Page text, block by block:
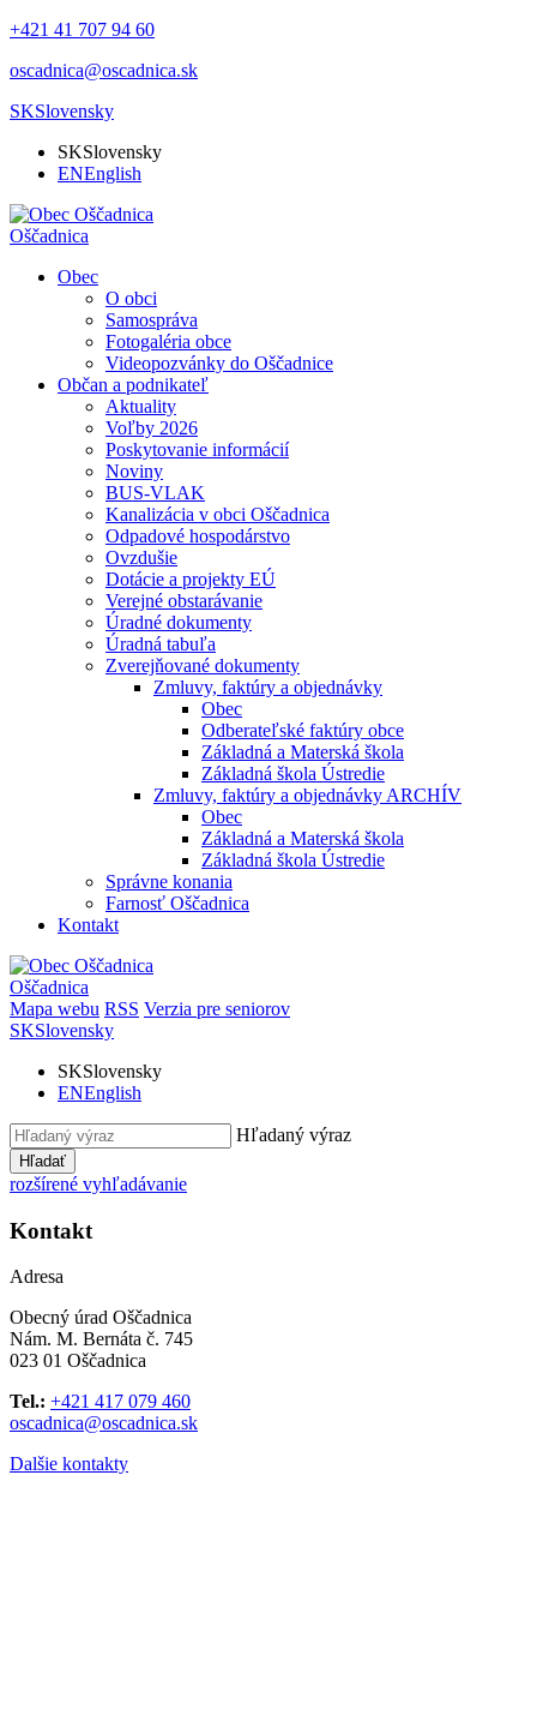
+421 41 707 94 60
oscadnica@oscadnica.sk
SKSlovensky
SKSlovensky
ENEnglish
Oščadnica
Obec
O obci
Samospráva
Fotogaléria obce
Videopozvánky do Oščadnice
Občan a podnikateľ
Aktuality
Voľby 2026
Poskytovanie informácií
Noviny
BUS-VLAK
Kanalizácia v obci Oščadnica
Odpadové hospodárstvo
Ovzdušie
Dotácie a projekty EÚ
Verejné obstarávanie
Úradné dokumenty
Úradná tabuľa
Zverejňované dokumenty
Zmluvy, faktúry a objednávky
Obec
Odberateľské faktúry obce
Základná a Materská škola
Základná škola Ústredie
Zmluvy, faktúry a objednávky ARCHÍV
Obec
Základná a Materská škola
Základná škola Ústredie
Správne konania
Farnosť Oščadnica
Kontakt
Oščadnica
Mapa webu RSS Verzia pre seniorov
SKSlovensky
SKSlovensky
ENEnglish
Hľadaný výraz
Hľadať
rozšírené vyhľadávanie
Kontakt
Adresa
Obecný úrad Oščadnica
Nám. M. Bernáta č. 745
023 01 Oščadnica
Tel.: +421 417 079 460
oscadnica@oscadnica.sk
Dalšie kontakty